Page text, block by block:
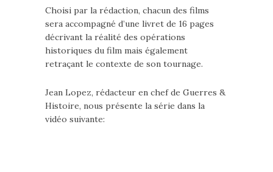
Choisi par la rédaction, chacun des films
sera accompagné d’une livret de 16 pages
décrivant la réalité des opérations
historiques du film mais également
retraçant le contexte de son tournage.
Jean Lopez, rédacteur en chef de Guerres &
Histoire, nous présente la série dans la
vidéo suivante: